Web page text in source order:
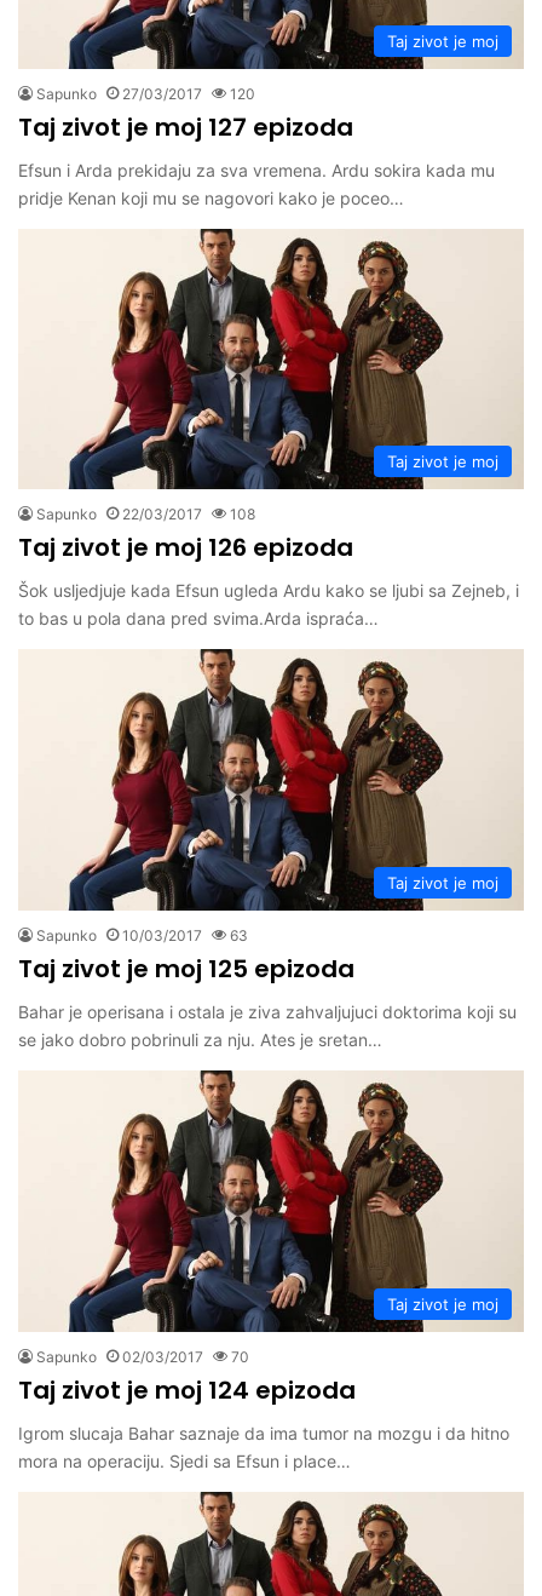
Taj zivot je moj
Sapunko 27/03/2017 120
Taj zivot je moj 127 epizoda
Efsun i Arda prekidaju za sva vremena. Ardu sokira kada mu
pridje Kenan koji mu se nagovori kako je poceo…
Taj zivot je moj
Sapunko 22/03/2017 108
Taj zivot je moj 126 epizoda
Šok usljedjuje kada Efsun ugleda Ardu kako se ljubi sa Zejneb, i
to bas u pola dana pred svima.Arda ispraća…
Taj zivot je moj
Sapunko 10/03/2017 63
Taj zivot je moj 125 epizoda
Bahar je operisana i ostala je ziva zahvaljujuci doktorima koji su
se jako dobro pobrinuli za nju. Ates je sretan…
Taj zivot je moj
Sapunko 02/03/2017 70
Taj zivot je moj 124 epizoda
Igrom slucaja Bahar saznaje da ima tumor na mozgu i da hitno
mora na operaciju. Sjedi sa Efsun i place…